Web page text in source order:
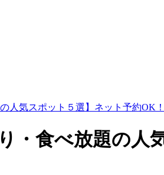
人気スポット５選】ネット予約OK
・食べ放題の人